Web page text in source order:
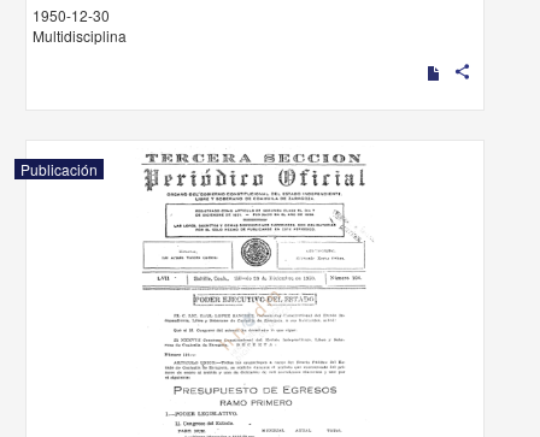
1950-12-30
Multidisciplina
share
Publicación